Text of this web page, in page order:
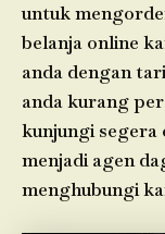
untuk
belanja online
anda dengan
anda kurang
kunjungi segera
menjadi agen
menghubungi